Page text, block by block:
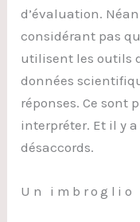
d’évaluation.
considérant pas
utilisent les outils
données
réponses. Ce sont
interpréter. Et il y
désaccords.
Un imbroglio